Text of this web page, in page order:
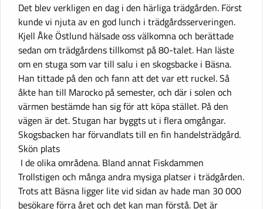
Det blev verkligen en dag i den härliga trädgården. Först
kunde vi njuta av en god lunch i trädgårdsserveringen.
Kjell Åke Östlund hälsade oss välkomna och berättade
sedan om trädgårdens tillkomst på 80-talet. Han läste
om en stuga som var till salu i en skogsbacke i Bäsna.
Han tittade på den och fann att det var ett ruckel. Så
åkte han till Marocko på semester, och där i solen och
värmen bestämde han sig för att köpa stället. På den
vägen är det. Stugan har byggts ut i flera omgångar.
Skogsbacken har förvandlats till en fin handelsträdgård.
Skön plats
I de olika områdena. Bland annat Fiskdammen
Trollstigen och många andra mysiga platser i trädgården.
Trots att Bäsna ligger lite vid sidan av hade man 30 000
besökare förra året och det kan man förstå. Det är